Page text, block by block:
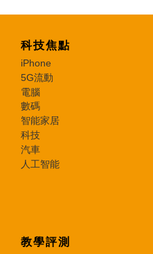
科技焦點
iPhone
5G流動
電腦
數碼
智能家居
科技
汽車
人工智能
教學評測